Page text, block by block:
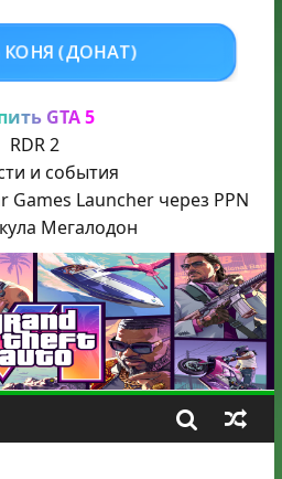
КУПИТЬ GTA 5
GTA 5
RDR 2
и события
Launcher через PPN
Мегалодон